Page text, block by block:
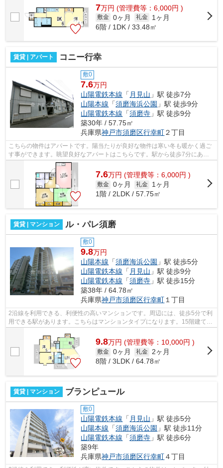
7万円 (管理費等：6,000円 )
敷金 0ヶ月 礼金
1ヶ月
6階 / 1DK / 33.48㎡
賃貸 | アパート コニー行幸
敷0
7.6万円
山陽電鉄本線 「 月見山 」駅 徒歩7分
山陽本線 「須磨海浜公園 」駅 徒歩9分
山陽電鉄本線 「須磨寺 」駅 徒歩9分
築30年 / 57.75㎡
兵庫県神戸市須磨区行幸町２丁目
こちらの物件はアパートです。陽当たりが良好な物件は寒い冬も暖かく過ご
す事ができます。眺望良好なアパートはこちらです。駅から徒歩7分にある
物件なので、電車利用が多い方にオスス...
7.6万円 (管理費等：6,000円 )
敷金 0ヶ月 礼金
1ヶ月
1階 / 2LDK / 57.75㎡
賃貸 | マンション ル・パレ須磨
敷0
9.8万円
山陽本線 「須磨海浜公園 」駅 徒歩5分
山陽電鉄本線 「 月見山 」駅 徒歩9分
山陽電鉄本線 「須磨寺 」駅 徒歩15分
築38年 / 64.78㎡
兵庫県神戸市須磨区行幸町 １丁目
2沿線を利用できる、利便性の高いマンションです。周辺には、徒歩5分で利
用できる駅があります。こちらはマンションタイプになります。15階建ての
建物で地域にマッチしたマンション。...
9.8万円 (管理費等：10,000円 )
敷金 0ヶ月 礼金 2ヶ月
8階 / 3LDK / 64.78㎡
賃貸 | マンション ブランピュール
敷0
山陽電鉄本線 「 月見山 」駅 徒歩5分
山陽本線 「須磨海浜公園 」駅 徒歩11分
山陽電鉄本線 「須磨寺 」駅 徒歩6分
築9年
兵庫県神戸市須磨区行幸町４丁目